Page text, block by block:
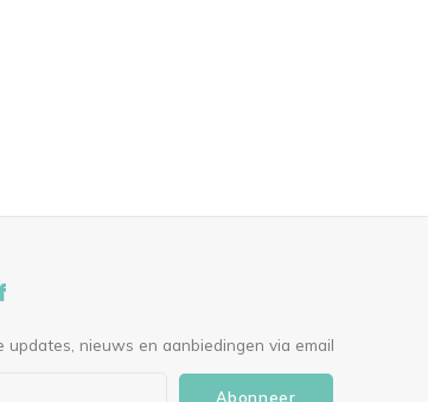
updates, nieuws en aanbiedingen via email
Abonneer